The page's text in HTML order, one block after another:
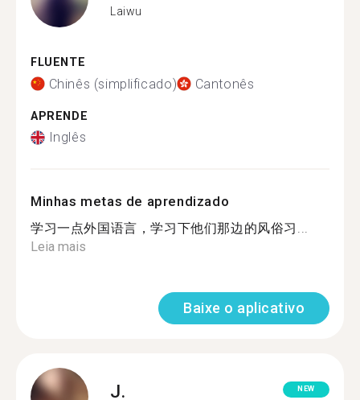
Laiwu
FLUENTE
Chinês (simplificado) Cantonês
APRENDE
Inglês
Minhas metas de aprendizado
学习一点外国语言，学习下他们那边的风俗习...
Leia mais
Baixe o aplicativo
J. NEW